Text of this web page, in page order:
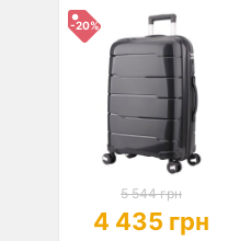
-20%
5 544 грн
4 435 грн